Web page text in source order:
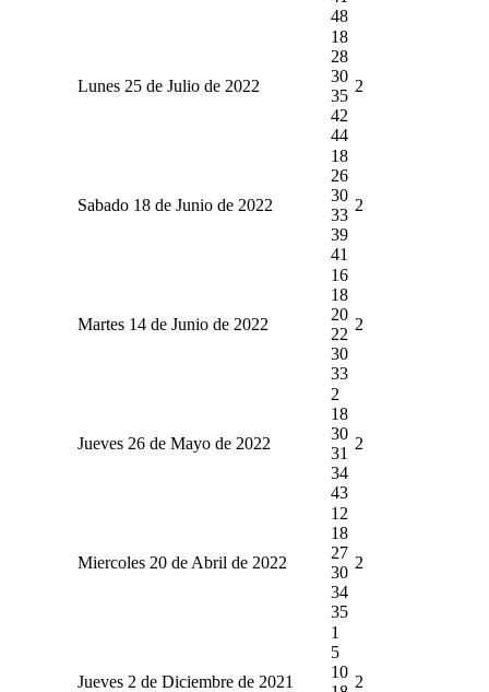
48
Lunes 25 de Julio de 2022
18
28
30
35
42
44
2
Sabado 18 de Junio de 2022
18
26
30
33
39
41
2
Martes 14 de Junio de 2022
16
18
20
22
30
33
2
Jueves 26 de Mayo de 2022
2
18
30
31
34
43
2
Miercoles 20 de Abril de 2022
12
18
27
30
34
35
2
Jueves 2 de Diciembre de 2021
1
5
10
2